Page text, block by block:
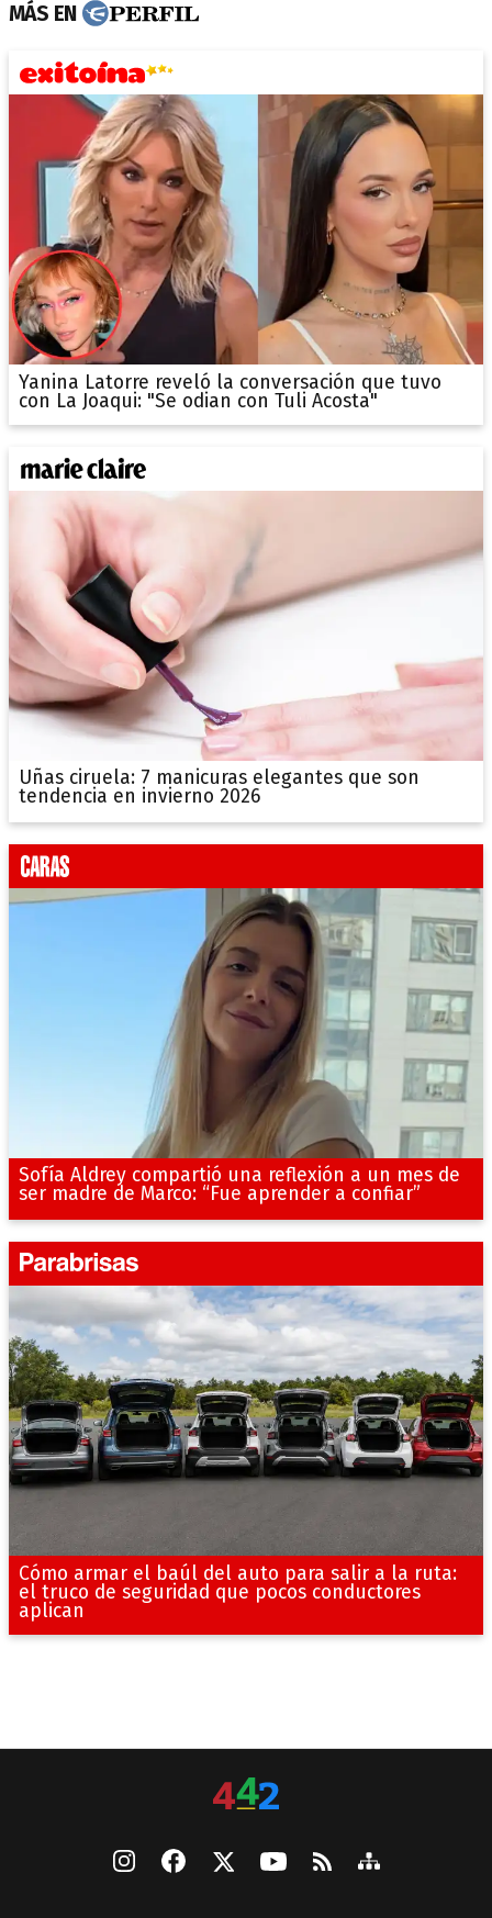
MÁS EN
Yanina Latorre reveló la conversación que tuvo
con La Joaqui: "Se odian con Tuli Acosta"
Uñas ciruela: 7 manicuras elegantes que son
tendencia en invierno 2026
Sofía Aldrey compartió una reflexión a un mes de
ser madre de Marco: “Fue aprender a confiar”
Cómo armar el baúl del auto para salir a la ruta:
el truco de seguridad que pocos conductores
aplican